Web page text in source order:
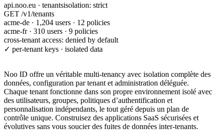
api.noo.eu · tenantsisolation: strict
GET /v1/tenants
acme-de · 1,204 users · 12 policies
acme-fr · 310 users · 9 policies
cross-tenant access: denied by default
✓ per-tenant keys · isolated data
Noo ID offre un véritable multi-tenancy avec isolation complète des
données, configuration par tenant et administration déléguée.
Chaque tenant fonctionne dans son propre environnement isolé avec
des utilisateurs, groupes, politiques d’authentification et
personnalisation indépendants, le tout géré depuis un plan de
contrôle unique. Construisez des applications SaaS sécurisées et
évolutives sans vous soucier des fuites de données inter-tenants.